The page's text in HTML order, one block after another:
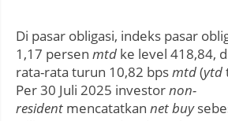
Di pasar obligasi, indeks pasar
1,17 persen mtd ke level 418,84,
rata-rata turun 10,82 bpsmtd(ytd
Per 30 Juli 2025 investornon-
resident mencatatkan net buy